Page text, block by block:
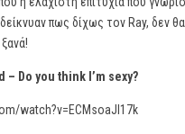
πως δίχως τον Ray, δεν
– Do you think I’m sexy?
watch?v=ECMsoaJI17k